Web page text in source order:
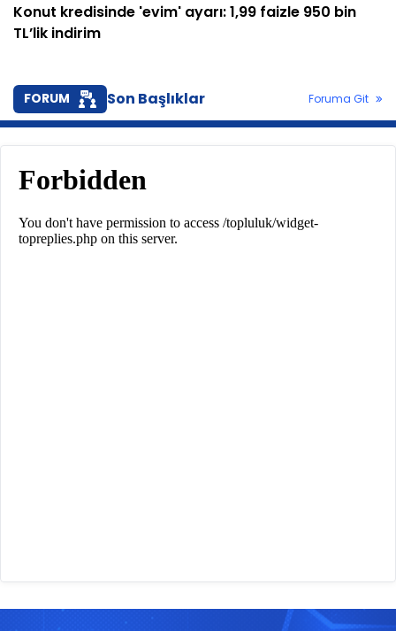
Konut kredisinde 'evim' ayarı: 1,99 faizle 950 bin
TL’lik indirim
FORUM Son Başlıklar Foruma Git